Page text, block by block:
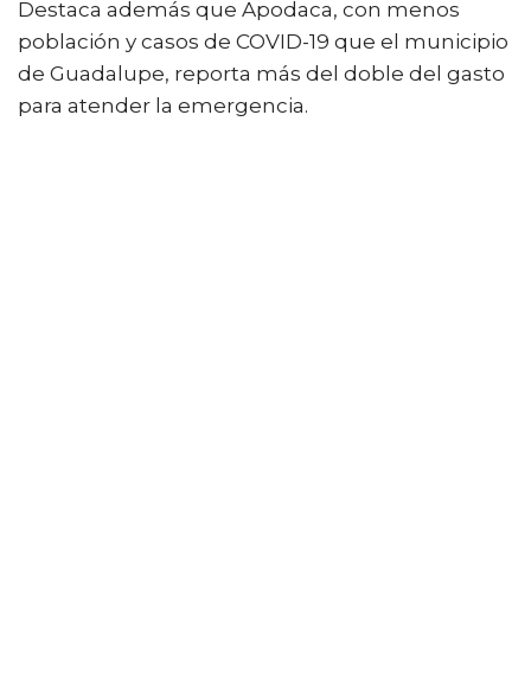
Destaca además que Apodaca, con menos
población y casos de COVID-19 que el municipio
de Guadalupe, reporta más del doble del gasto
para atender la emergencia.